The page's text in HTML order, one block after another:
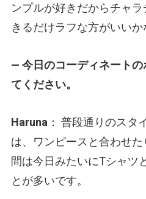
ンプルが好きだからチャ
きるだけラフな方がいいか
— 今日のコーディネートの
てください。
Haruna ： 普段通りのスタ
は、ワンピースと合わせ
間は今日みたいにTシャツ
とが多いです。